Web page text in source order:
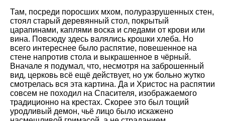
Там, посреди поросших мхом, полуразрушенных стен,
стоял старый деревянный стол, покрытый
царапинами, каплями воска и следами от крови или
вина. Повсюду здесь валялись крошки хлеба. Но
всего интереснее было распятие, повешенное на
стене напротив стола и выкрашенное в чёрный.
Вначале я подумал, что, несмотря на заброшенный
вид, церковь всё ещё действует, но уж больно жутко
смотрелась вся эта картина. Да и Христос на распятии
совсем не походил на Спасителя, изображаемого
традиционно на крестах. Скорее это был тощий
уродливый демон, чьё лицо было искажено